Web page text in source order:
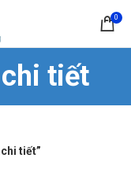
0
tiết
tiết”